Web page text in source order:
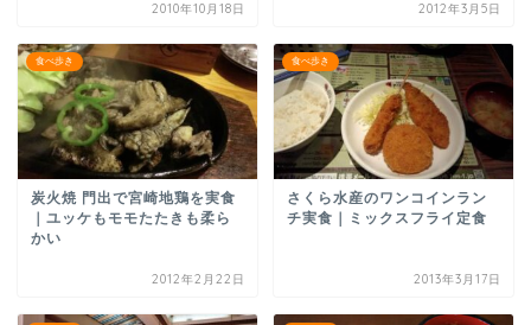
2010年10月18日 2012年3月5日
食べ歩き
炭火焼 門出で宮崎地鶏を実食
｜ユッケもモモたたきも柔ら
かい
2012年2月22日
食べ歩き
さくら水産のワンコインラン
チ実食｜ミックスフライ定食
2013年3月17日